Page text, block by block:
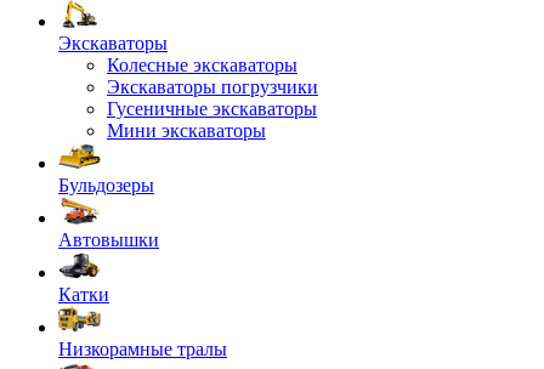
Экскаваторы
Колесные экскаваторы
Экскаваторы погрузчики
Гусеничные экскаваторы
Мини экскаваторы
Бульдозеры
Автовышки
Катки
Низкорамные тралы